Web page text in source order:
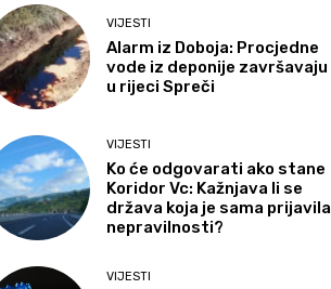
VIJESTI
Alarm iz Doboja: Procjedne
vode iz deponije završavaju
u rijeci Spreči
VIJESTI
Ko će odgovarati ako stane
Koridor Vc: Kažnjava li se
država koja je sama prijavila
nepravilnosti?
VIJESTI